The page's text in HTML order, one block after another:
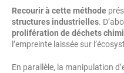
Recourir à cette méthode
structures industrielles.
prolifération de déchets
l’empreinte laissée sur
En parallèle, la manipulation